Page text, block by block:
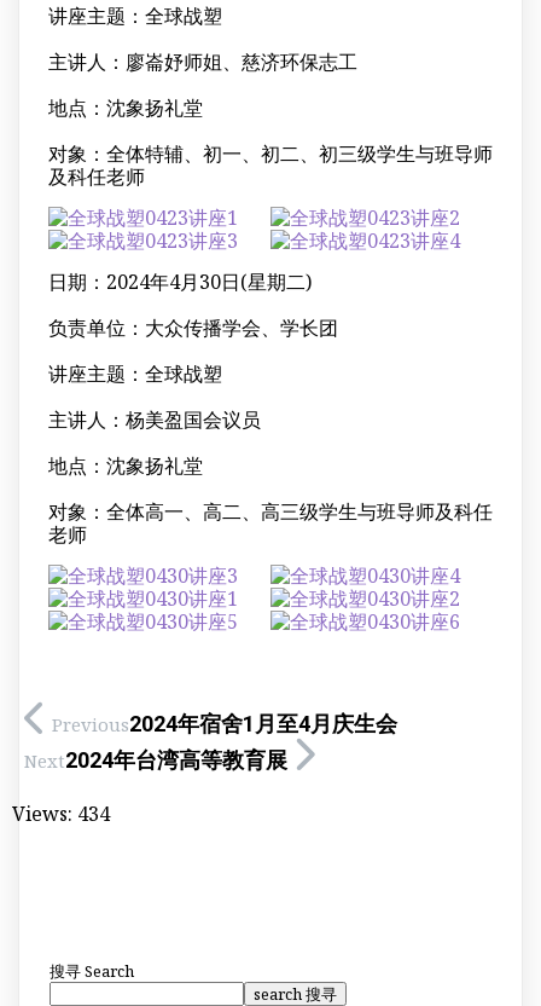
讲座主题：全球战塑
主讲人：廖崙妤师姐、慈济环保志工
地点：沈象扬礼堂
对象：全体特辅、初一、初二、初三级学生与班导师
及科任老师
日期：2024年4月30日(星期二)
负责单位：大众传播学会、学长团
讲座主题：全球战塑
主讲人：杨美盈国会议员
地点：沈象扬礼堂
对象：全体高一、高二、高三级学生与班导师及科任
老师
Previous2024年宿舍1月至4月庆生会
Next2024年台湾高等教育展
Views: 434
搜寻Search
search 搜寻